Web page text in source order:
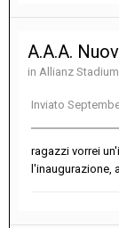
A.A.A.
in Allianz
Inviato
ragazzi vorrei
l'inaugurazione,